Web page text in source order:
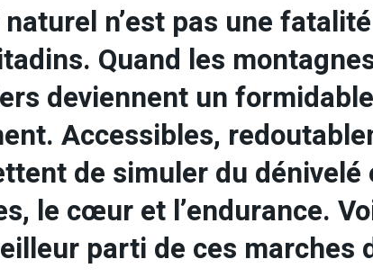
n’est pas une fatalité
Quand les
deviennent un formidable
Accessibles,
de simuler du dénivelé
le cœur et l’endurance.
parti de ces marches